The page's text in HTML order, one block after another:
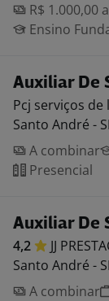
R$ 1.000,00
Ensino
Auxiliar De
Pcj serviços de
Santo André -
A combinar
Presencial
Auxiliar De
4,2 JJ
Santo André -
A combinar